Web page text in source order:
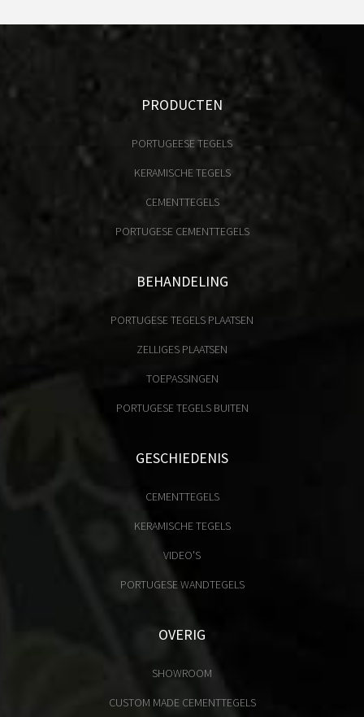
PRODUCTEN
PORTUGEESE TEGELS
KERAMISCHE TEGELS
CEMENTTEGELS
PORTUGESE CEMENTTEGELS
BEHANDELING
PORTUGESE TEGELS PLAATSEN
ZELLIGES PLAATSEN
TOEPASSINGEN
PORTUGESE TEGELS BUITEN
GESCHIEDENIS
CEMENTTEGELS
KERAMISCHE TEGELS
VIDEO'S
PORTUGESE WANDTEGELS
OVERIG
SHOWROOM
CUSTOM MADE CEMENTTEGELS